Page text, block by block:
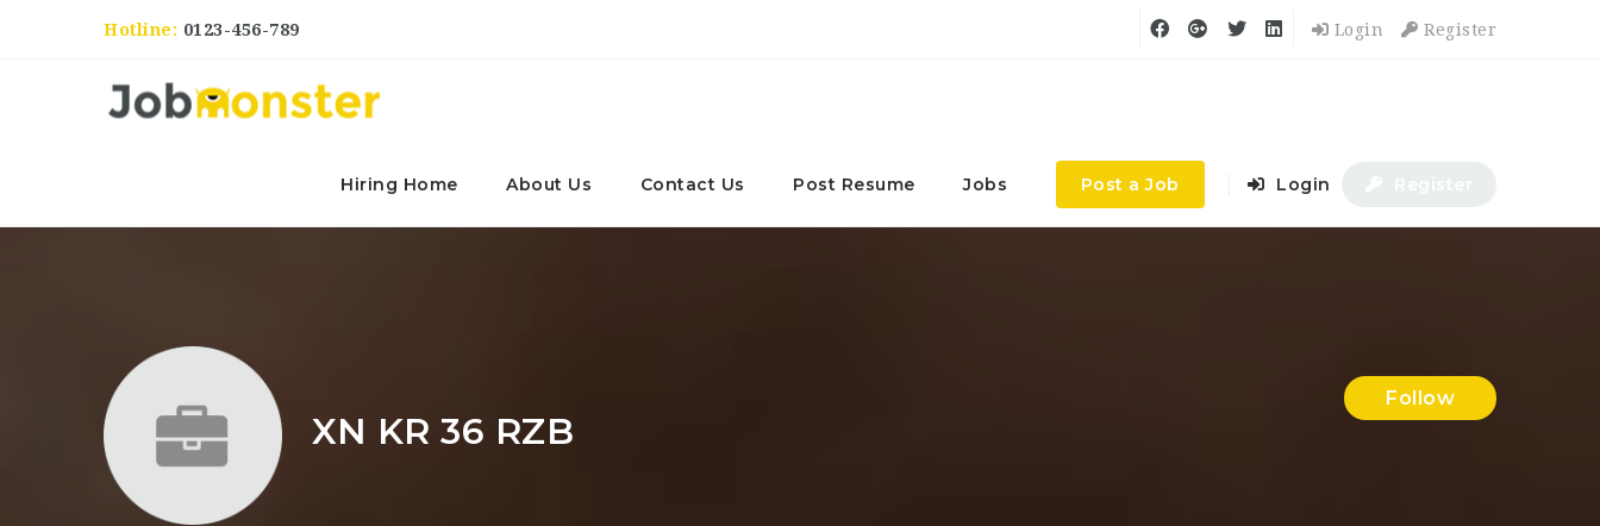
Hotline: 0123-456-789 Login Register
Hiring Home About Us Contact Us Post Resume Jobs Post a Job Login
XN KR 36 RZB
Follow